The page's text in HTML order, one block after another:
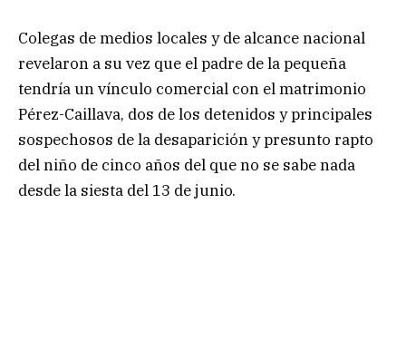
Colegas de medios locales y de alcance nacional
revelaron a su vez que el padre de la pequeña
tendría un vínculo comercial con el matrimonio
Pérez-Caillava, dos de los detenidos y principales
sospechosos de la desaparición y presunto rapto
del niño de cinco años del que no se sabe nada
desde la siesta del 13 de junio.